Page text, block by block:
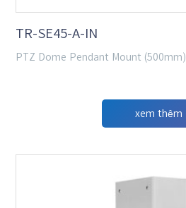
TR-SE45-A-IN
PTZ Dome Pendant Mount (500mm)
xem thêm